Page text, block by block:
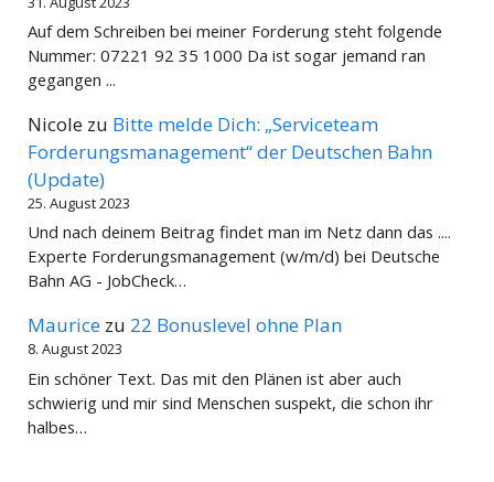
Auf dem Schreiben bei meiner Forderung steht folgende
Nummer: 07221 92 35 1000 Da ist sogar jemand ran
gegangen ...
Nicole zu Bitte melde Dich: „Serviceteam
Forderungsmanagement“ der Deutschen Bahn
(Update)
25. August 2023
Und nach deinem Beitrag findet man im Netz dann das ....
Experte Forderungsmanagement (w/m/d) bei Deutsche
Bahn AG - JobCheck…
Maurice zu 22 Bonuslevel ohne Plan
8. August 2023
Ein schöner Text. Das mit den Plänen ist aber auch
schwierig und mir sind Menschen suspekt, die schon ihr
halbes…